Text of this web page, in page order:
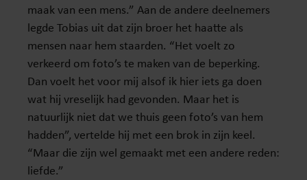
maak van een mens.” Aan de andere deelnemers
legde Tobias uit dat zijn broer het haatte als
mensen naar hem staarden. “Het voelt zo
verkeerd om foto’s te maken van de beperking.
Dan voelt het voor mij alsof ik hier iets ga doen
wat hij vreselijk had gevonden. Maar het is
natuurlijk niet dat we thuis geen foto’s van hem
hadden”, vertelde hij met een brok in zijn keel.
“Maar die zijn wel gemaakt met een andere reden:
liefde.”